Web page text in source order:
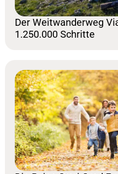
Der Weitwanderweg
1.250.000 Schritte